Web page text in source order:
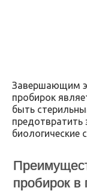
Завершающим
пробирок
быть
предотвратить
биологические
пробирок в